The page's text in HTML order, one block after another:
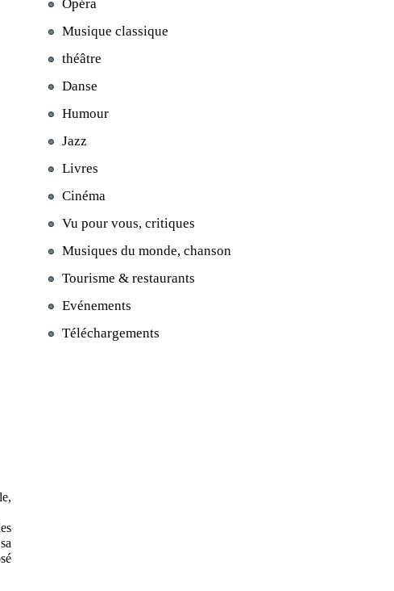
Opéra
Musique classique
théâtre
Danse
Humour
Jazz
Livres
Cinéma
Vu pour vous, critiques
Musiques du monde, chanson
Tourisme & restaurants
Evénements
Téléchargements